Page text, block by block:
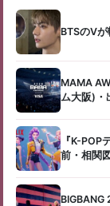
BTSのV
MAMA
ム大阪)・
『K-
前・相関
BIGBANG